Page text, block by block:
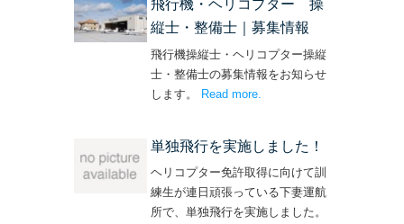
飛行機・ヘリコプター 操
縦士・整備士｜募集情報
飛行機操縦士・ヘリコプター操縦
士・整備士の募集情報をお知らせ
します。
Read more
単独飛行を実施しました！
ヘリコプター免許取得に向けて訓
練生が連日頑張っている下妻運航
所で、単独飛行を実施しました。